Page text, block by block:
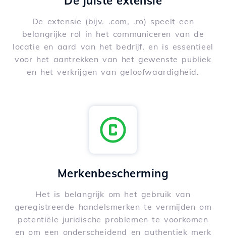
De extensie (bijv. .com, .ro) speelt een
belangrijke rol in het communiceren van de
locatie en aard van het bedrijf, en is essentieel
voor het aantrekken van het gewenste publiek
en het verkrijgen van geloofwaardigheid.
Merkenbescherming
Het is belangrijk om het gebruik van
geregistreerde handelsmerken te vermijden om
potentiële juridische problemen te voorkomen
en om een onderscheidend en authentiek merk